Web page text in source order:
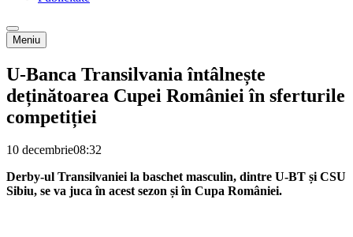
Meniu
U-Banca Transilvania întâlnește
deținătoarea Cupei României în sferturile
competiției
10 decembrie08:32
Derby-ul Transilvaniei la baschet masculin, dintre U-BT și CSU
Sibiu, se va juca în acest sezon și în Cupa României.